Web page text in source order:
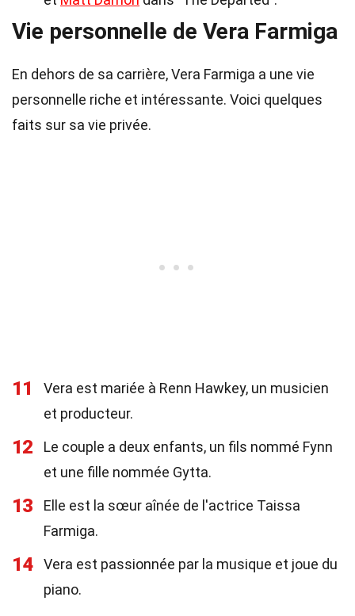
Vie personnelle de Vera Farmiga
En dehors de sa carrière, Vera Farmiga a une vie
personnelle riche et intéressante. Voici quelques
faits sur sa vie privée.
11
Vera est mariée à Renn Hawkey, un musicien
et producteur.
12
Le couple a deux enfants, un fils nommé Fynn
et une fille nommée Gytta.
13
Elle est la sœur aînée de l'actrice Taissa
Farmiga.
14
Vera est passionnée par la musique et joue du
piano.